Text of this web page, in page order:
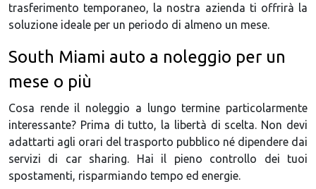
trasferimento temporaneo, la nostra azienda ti offrirà la
soluzione ideale per un periodo di almeno un mese.
South Miami auto a noleggio per un
mese o più
Cosa rende il noleggio a lungo termine particolarmente
interessante? Prima di tutto, la libertà di scelta. Non devi
adattarti agli orari del trasporto pubblico né dipendere dai
servizi di car sharing. Hai il pieno controllo dei tuoi
spostamenti, risparmiando tempo ed energie.